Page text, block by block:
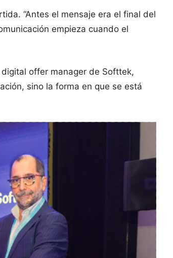
“Antes el mensaje era el final del
empieza cuando el
digital offer manager de Softtek,
sino la forma en que se está